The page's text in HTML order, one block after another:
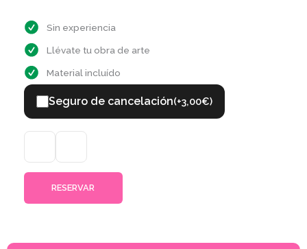
Sin experiencia
Llévate tu obra de arte
Material incluído
Seguro de cancelación(+3,00€)
RESERVAR